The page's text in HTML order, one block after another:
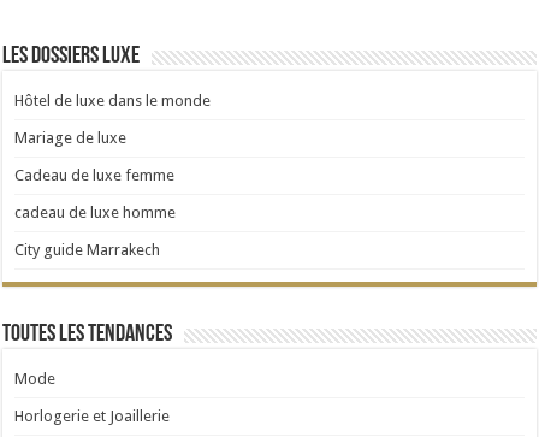
Les dossiers luxe
Hôtel de luxe dans le monde
Mariage de luxe
Cadeau de luxe femme
cadeau de luxe homme
City guide Marrakech
Toutes les tendances
Mode
Horlogerie et Joaillerie